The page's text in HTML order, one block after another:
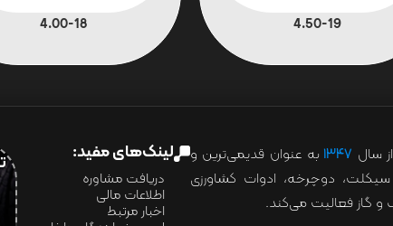
4.50-19
4.00-18
از سال ۱۳۴۷ به عنوان قدیمی‌ترین و
سیکلت، دوچرخه، ادوات کشاورزی
گاز فعالیت می‌کند.
لینک‌های مفید:
دریافت مشاوره
اطلاعات مالی
اخبار مرتبط